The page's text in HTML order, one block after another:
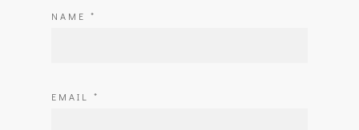
NAME *
EMAIL *